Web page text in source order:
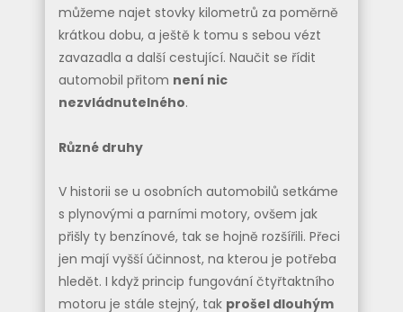
můžeme najet stovky kilometrů za poměrně
krátkou dobu, a ještě k tomu s sebou vézt
zavazadla a další cestující. Naučit se řídit
automobil přitom není nic
nezvládnutelného.
Různé druhy
V historii se u osobních automobilů setkáme
s plynovými a parními motory, ovšem jak
přišly ty benzínové, tak se hojně rozšířili. Přeci
jen mají vyšší účinnost, na kterou je potřeba
hledět. I když princip fungování čtyřtaktního
motoru je stále stejný, tak prošel dlouhým